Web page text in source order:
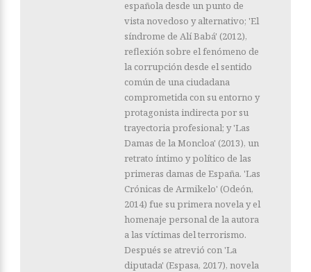
española desde un punto de
vista novedoso y alternativo; 'El
síndrome de Alí Babá' (2012),
reflexión sobre el fenómeno de
la corrupción desde el sentido
común de una ciudadana
comprometida con su entorno y
protagonista indirecta por su
trayectoria profesional; y 'Las
Damas de la Moncloa' (2013), un
retrato íntimo y político de las
primeras damas de España. 'Las
Crónicas de Armikelo' (Odeón,
2014) fue su primera novela y el
homenaje personal de la autora
a las víctimas del terrorismo.
Después se atrevió con 'La
diputada' (Espasa, 2017), novela